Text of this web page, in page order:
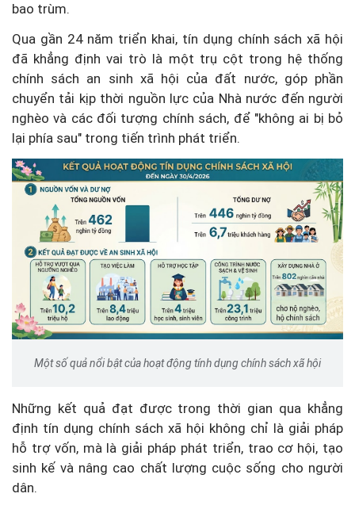
bao trùm.
Qua gần 24 năm triển khai, tín dụng chính sách xã hội
đã khẳng định vai trò là một trụ cột trong hệ thống
chính sách an sinh xã hội của đất nước, góp phần
chuyển tải kịp thời nguồn lực của Nhà nước đến người
nghèo và các đối tượng chính sách, để "không ai bị bỏ
lại phía sau" trong tiến trình phát triển.
Một số quả nổi bật của hoạt động tính dụng chính sách xã hội
Những kết quả đạt được trong thời gian qua khẳng
định tín dụng chính sách xã hội không chỉ là giải pháp
hỗ trợ vốn, mà là giải pháp phát triển, trao cơ hội, tạo
sinh kế và nâng cao chất lượng cuộc sống cho người
dân.